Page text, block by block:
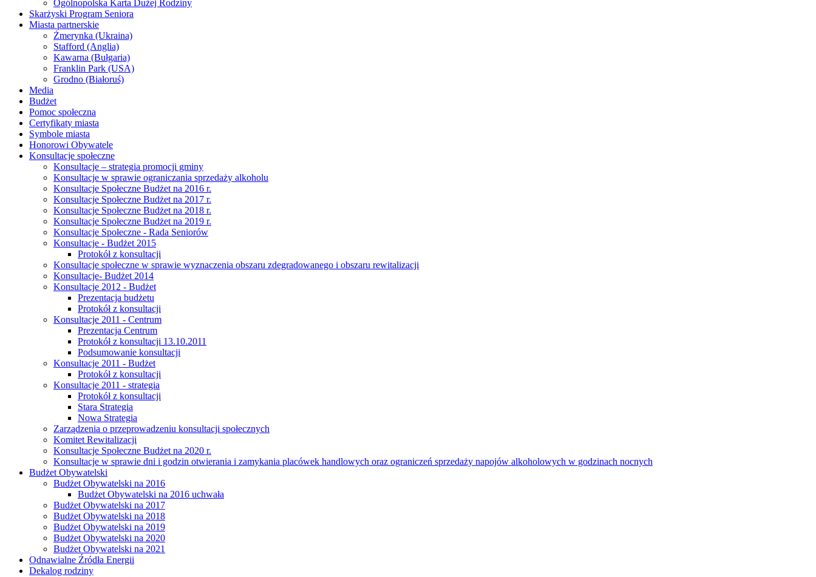
Ogólnopolska Karta Dużej Rodziny
Skarżyski Program Seniora
Miasta partnerskie
Żmerynka (Ukraina)
Stafford (Anglia)
Kawarna (Bułgaria)
Franklin Park (USA)
Grodno (Białoruś)
Media
Budżet
Pomoc społeczna
Certyfikaty miasta
Symbole miasta
Honorowi Obywatele
Konsultacje społeczne
Konsultacje – strategia promocji gminy
Konsultacje w sprawie ograniczania sprzedaży alkoholu
Konsultacje Społeczne Budżet na 2016 r.
Konsultacje Społeczne Budżet na 2017 r.
Konsultacje Społeczne Budżet na 2018 r.
Konsultacje Społeczne Budżet na 2019 r.
Konsultacje Społeczne - Rada Seniorów
Konsultacje - Budżet 2015
Protokół z konsultacji
Konsultacje społeczne w sprawie wyznaczenia obszaru zdegradowanego i obszaru rewitalizacji
Konsultacje- Budżet 2014
Konsultacje 2012 - Budżet
Prezentacja budżetu
Protokół z konsultacji
Konsultacje 2011 - Centrum
Prezentacja Centrum
Protokół z konsultacji 13.10.2011
Podsumowanie konsultacji
Konsultacje 2011 - Budżet
Protokół z konsultacji
Konsultacje 2011 - strategia
Protokół z konsultacji
Stara Strategia
Nowa Strategia
Zarządzenia o przeprowadzeniu konsultacji społecznych
Komitet Rewitalizacji
Konsultacje Społeczne Budżet na 2020 r.
Konsultacje w sprawie dni i godzin otwierania i zamykania placówek handlowych oraz ograniczeń sprzedaży napojów alkoholowych w godzinach nocnych
Budżet Obywatelski
Budżet Obywatelski na 2016
Budżet Obywatelski na 2016 uchwała
Budżet Obywatelski na 2017
Budżet Obywatelski na 2018
Budżet Obywatelski na 2019
Budżet Obywatelski na 2020
Budżet Obywatelski na 2021
Odnawialne Źródła Energii
Dekalog rodziny